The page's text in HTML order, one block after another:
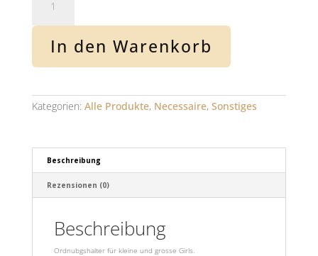
In den Warenkorb
Kategorien: Alle Produkte, Necessaire, Sonstiges
Beschreibung
Rezensionen (0)
Beschreibung
Ordnubgshalter für kleine und grosse Girls.